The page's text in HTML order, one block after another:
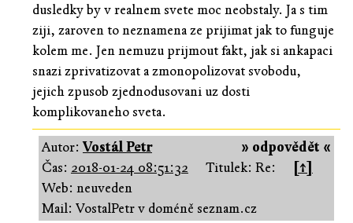
dusledky by v realnem svete moc neobstaly. Ja s tim
ziji, zaroven to neznamena ze prijimat jak to funguje
kolem me. Jen nemuzu prijmout fakt, jak si ankapaci
snazi zprivatizovat a zmonopolizovat svobodu,
jejich zpusob zjednodusovani uz dosti
komplikovaneho sveta.
» odpovědět «
Autor:Vostál Petr
Čas: 2018-01-24 08:51:32 Titulek: Re:
[↑]
Web: neuveden
Mail: VostalPetr v doméně seznam.cz